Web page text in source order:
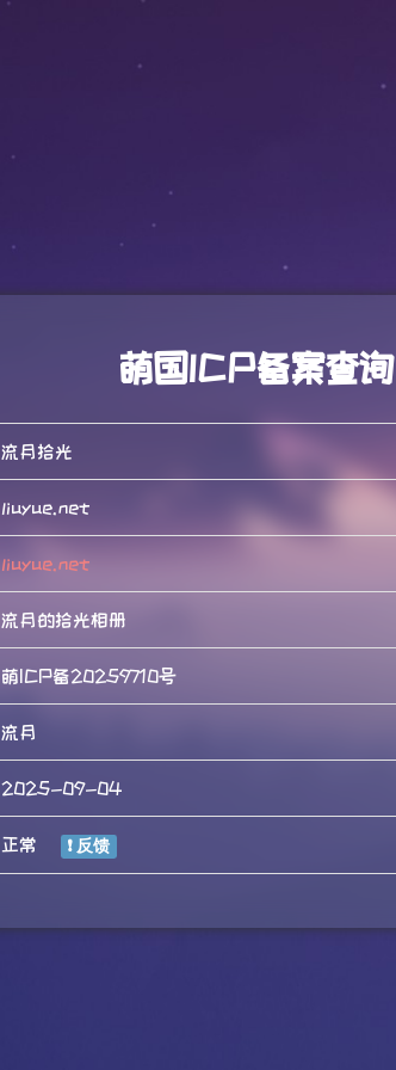
萌国ICP备案查询
流月拾光
liuyue.net
liuyue.net
流月的拾光相册
萌ICP备20259710号
流月
2025-09-04
正常